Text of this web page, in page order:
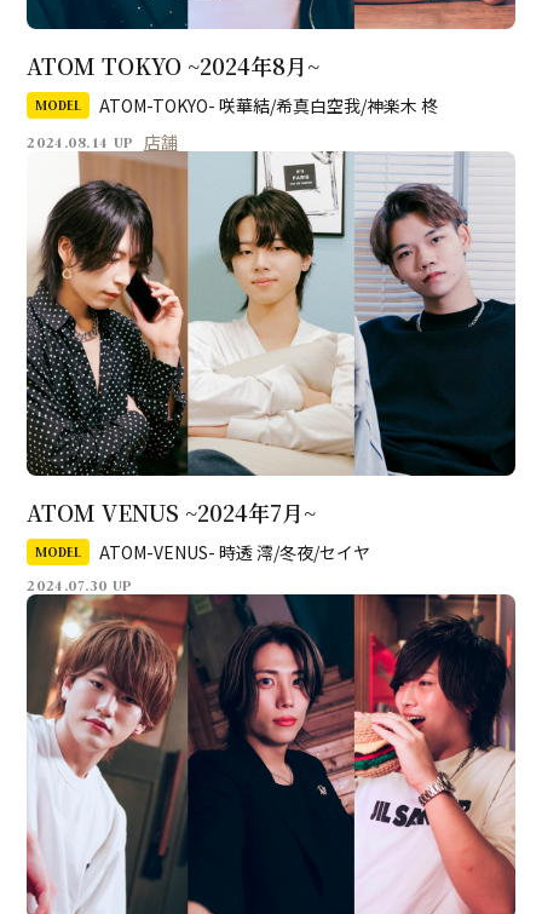
ATOM TOKYO ~2024年8月~
MODEL ATOM-TOKYO- 咲華結/希真白空我/神楽木 柊
2024.08.14 UP 店舗
ATOM VENUS ~2024年7月~
MODEL ATOM-VENUS- 時透 澪/冬夜/セイヤ
2024.07.30 UP